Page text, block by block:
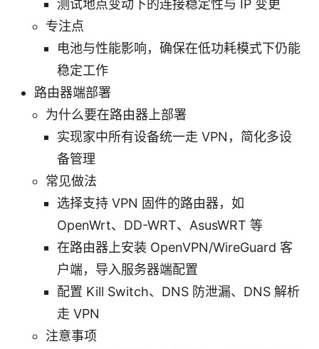
测试地点变动下的连接稳定性与 IP 变更
专注点
电池与性能影响，确保在低功耗模式下仍能
稳定工作
路由器端部署
为什么要在路由器上部署
实现家中所有设备统一走 VPN，简化多设
备管理
常见做法
选择支持 VPN 固件的路由器，如
OpenWrt、DD-WRT、AsusWRT 等
在路由器上安装 OpenVPN/WireGuard 客
户端，导入服务器端配置
配置 Kill Switch、DNS 防泄漏、DNS 解析
走 VPN
注意事项